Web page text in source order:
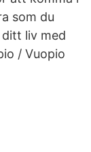
som du
liv med
/ Vuopio